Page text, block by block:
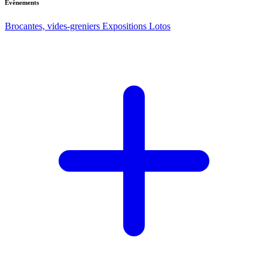
Evènements
Brocantes, vides-greniers Expositions Lotos